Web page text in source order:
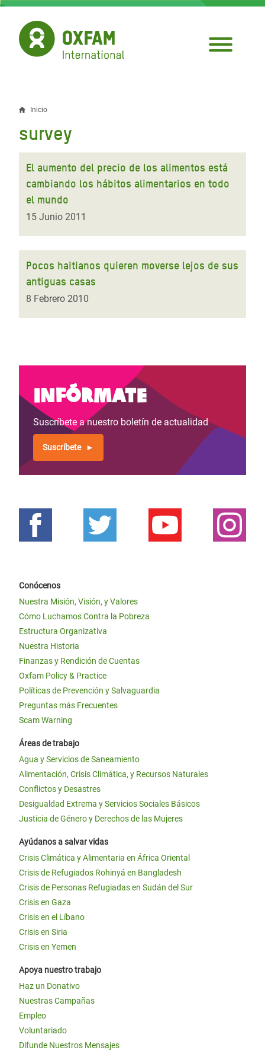
Pasar
contenido
principal
Sobrescribir
enlaces
de
ayuda
la
navegación
Inicio
survey
El aumento del precio de los alimentos está
cambiando los hábitos alimentarios en todo
el mundo
15 Junio 2011
Pocos haitianos quieren moverse lejos de sus
antiguas casas
8 Febrero 2010
Infórmate
Suscríbete a nuestro boletín de actualidad
Suscríbete
Conócenos
Nuestra Misión, Visión, y Valores
Cómo Luchamos Contra la Pobreza
Estructura Organizativa
Nuestra Historia
Finanzas y Rendición de Cuentas
Oxfam Policy & Practice
Políticas de Prevención y Salvaguardia
Preguntas más Frecuentes
Scam Warning
Áreas de trabajo
Agua y Servicios de Saneamiento
Alimentación, Crisis Climática, y Recursos Naturales
Conflictos y Desastres
Desigualdad Extrema y Servicios Sociales Básicos
Justicia de Género y Derechos de las Mujeres
Ayúdanos a salvar vidas
Crisis Climática y Alimentaria en África Oriental
Crisis de Refugiados Rohinyá en Bangladesh
Crisis de Personas Refugiadas en Sudán del Sur
Crisis en Gaza
Crisis en el Líbano
Crisis en Siria
Crisis en Yemen
Apoya nuestro trabajo
Haz un Donativo
Nuestras Campañas
Empleo
Voluntariado
Difunde Nuestros Mensajes